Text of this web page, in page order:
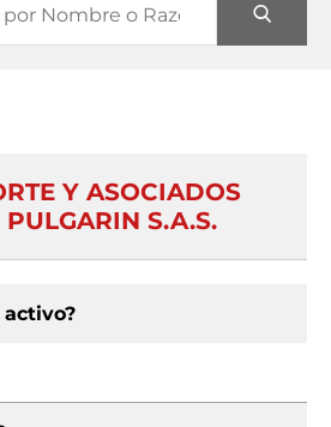
Y ASOCIADOS
PULGARIN S.A.S.
activo?